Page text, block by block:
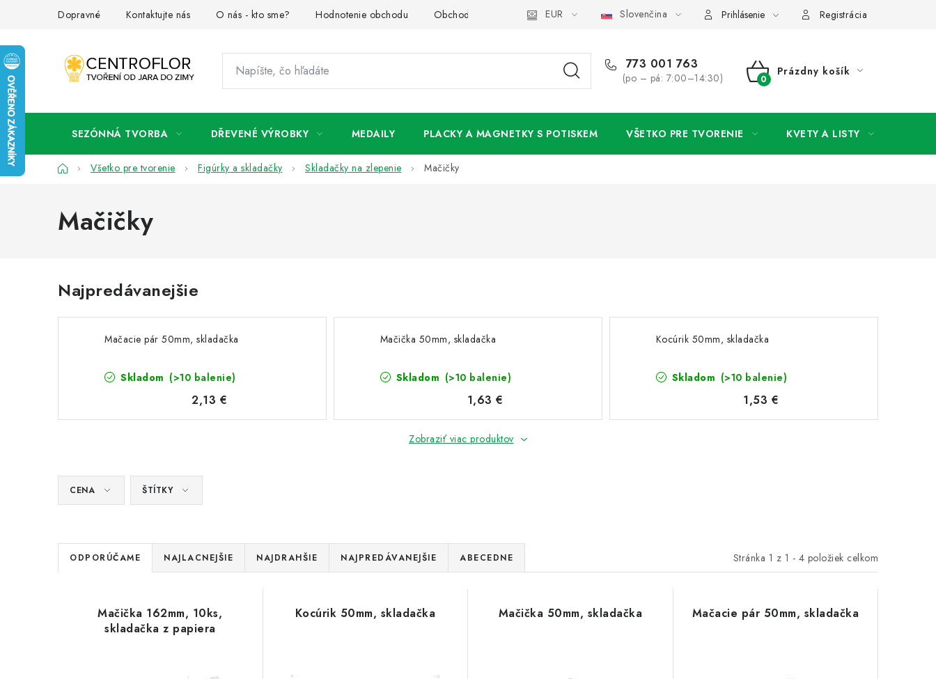
Dopravné Kontaktujte nás O nás - kto sme? Hodnotenie obchodu Obchodné podmienky Podmienky ochrany osobných údajov Ako získať lepšie ceny?
EUR Slovenčina Prihlásenie Registrácia
773 001 763
(po – pá: 7:00–14:30)
NÁKUPNÝ
Prázdny košík
SEZÓNNÁ TVORBA DŘEVENÉ VÝROBKY MEDAILY PLACKY A MAGNETKY S POTISKEM VŠETKO PRE TVORENIE KVETY A LISTY
DomovVšetko pre tvorenie Figúrky a skladačky Skladačky na zlepenie Mačičky
Mačičky
Najpredávanejšie
Mačacie pár 50mm, skladačka
Skladom (>10 balenie)
2,13 €
Mačička 50mm, skladačka
Skladom (>10 balenie)
1,63 €
Kocúrik 50mm, skladačka
Skladom (>10 balenie)
1,53 €
Zobraziť viac produktov
CENA ŠTÍTKY
Stránka 1 z 1 - 4 položiek celkom
R
a
ODPORÚČAME NAJLACNEJŠIE NAJDRAHŠIE NAJPREDÁVANEJŠIE ABECEDNE
Mačička 162mm, 10ks,
skladačka z papiera
Kocúrik 50mm, skladačka Mačička 50mm, skladačka Mačacie pár 50mm, skladačka